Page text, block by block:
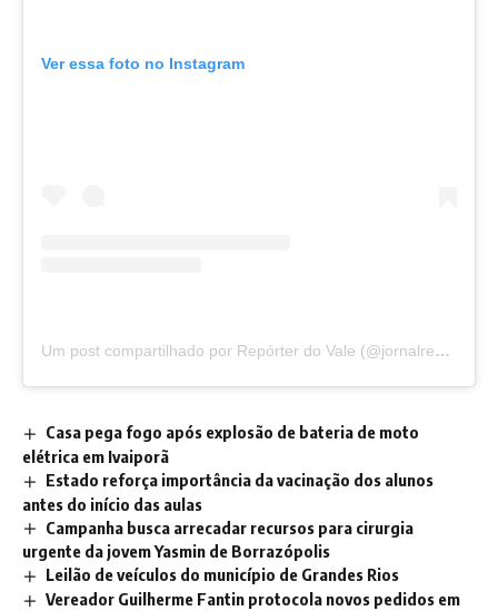
Ver essa foto no Instagram
Um post compartilhado por Repórter do Vale (@jornalreporterdovale)
Casa pega fogo após explosão de bateria de moto
elétrica em Ivaiporã
Estado reforça importância da vacinação dos alunos
antes do início das aulas
Campanha busca arrecadar recursos para cirurgia
urgente da jovem Yasmin de Borrazópolis
Leilão de veículos do município de Grandes Rios
Vereador Guilherme Fantin protocola novos pedidos em